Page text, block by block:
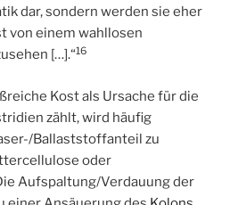
dar, sondern werden sie eher
von einem wahllosen
[…].“16
Kost als Ursache für die
zählt, wird häufig
Ballaststoffanteil zu
oder
Aufspaltung/Verdauung der